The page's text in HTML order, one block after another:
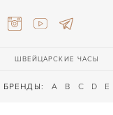
ШВЕЙЦАРСКИЕ ЧАСЫ
БРЕНДЫ: A B C D E